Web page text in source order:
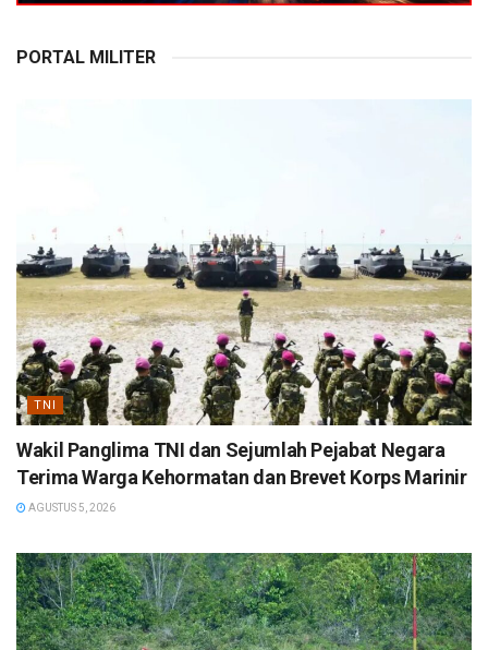
PORTAL MILITER
TNI
Wakil Panglima TNI dan Sejumlah Pejabat Negara
Terima Warga Kehormatan dan Brevet Korps Marinir
AGUSTUS 5, 2026